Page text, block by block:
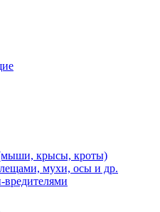
крысы, кроты)
мухи, осы и др.
вредителями